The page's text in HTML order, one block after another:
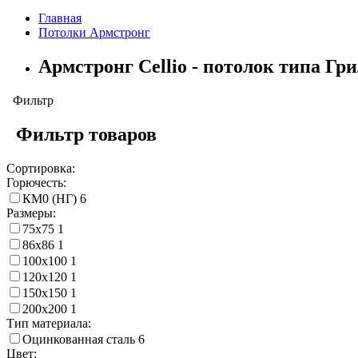
Главная
Потолки Армстронг
Армстронг Cellio - потолок типа
Фильтр
Фильтр товаров
Сортировка:
Горючесть:
КМ0 (НГ) 6
Размеры:
75х75 1
86х86 1
100х100 1
120х120 1
150х150 1
200х200 1
Тип материала:
Оцинкованная сталь 6
Цвет: